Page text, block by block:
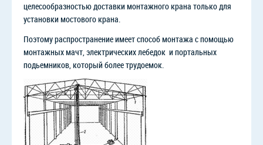
целесообразностью доставки монтажного крана только для
установки мостового крана.
Поэтому распространение имеет способ монтажа с помощью
монтажных мачт, электрических лебедок и портальных
подьемников, который более трудоемок.